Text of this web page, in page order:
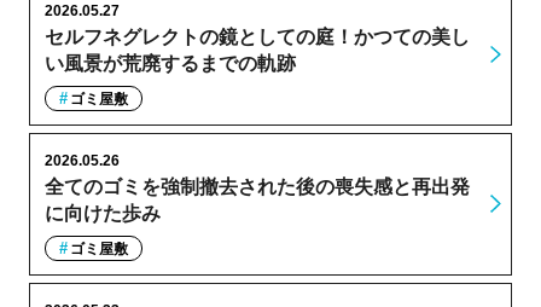
セルフネグレクトの鏡としての庭！かつての美し
い風景が荒廃するまでの軌跡
2026.05.27
ゴミ屋敷
全てのゴミを強制撤去された後の喪失感と再出発
に向けた歩み
2026.05.26
ゴミ屋敷